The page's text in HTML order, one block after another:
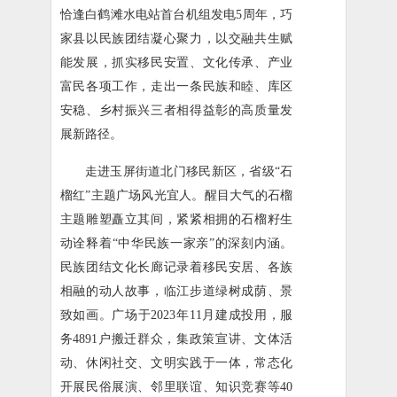
恰逢白鹤滩水电站首台机组发电5周年，巧
家县以民族团结凝心聚力，以交融共生赋
能发展，抓实移民安置、文化传承、产业
富民各项工作，走出一条民族和睦、库区
安稳、乡村振兴三者相得益彰的高质量发
展新路径。
走进玉屏街道北门移民新区，省级“石
榴红”主题广场风光宜人。醒目大气的石榴
主题雕塑矗立其间，紧紧相拥的石榴籽生
动诠释着“中华民族一家亲”的深刻内涵。
民族团结文化长廊记录着移民安居、各族
相融的动人故事，临江步道绿树成荫、景
致如画。广场于2023年11月建成投用，服
务4891户搬迁群众，集政策宣讲、文体活
动、休闲社交、文明实践于一体，常态化
开展民俗展演、邻里联谊、知识竞赛等40